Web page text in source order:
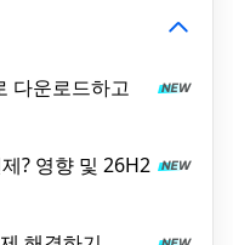
다운로드하고
? 영향 및 26H2